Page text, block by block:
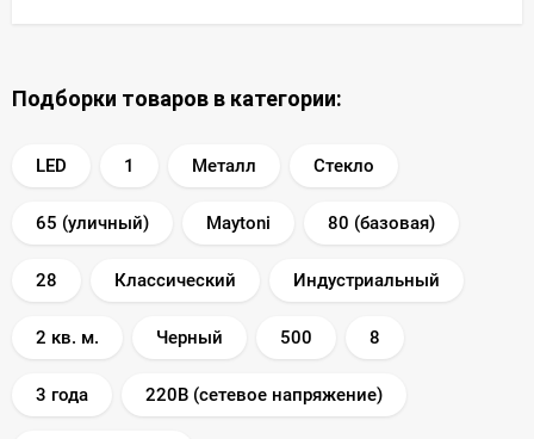
Подборки товаров в категории:
LED 1 Металл Стекло
65 (уличный) Maytoni 80 (базовая)
28 Классический Индустриальный
2 кв. м. Черный 500 8
3 года 220В (сетевое напряжение)